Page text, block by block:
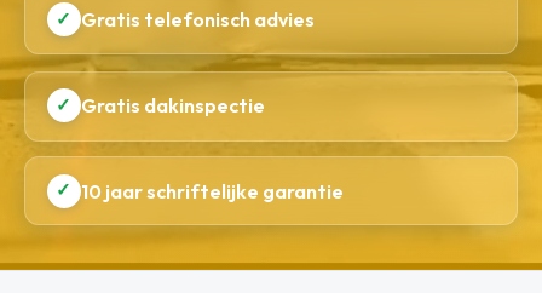
✓ Gratis telefonisch advies
✓ Gratis dakinspectie
✓ 10 jaar schriftelijke garantie